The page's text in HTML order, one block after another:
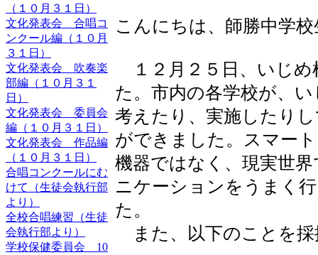
（１０月３１日）
文化発表会 合唱コ
ンクール編（１０月
３１日）
文化発表会 吹奏楽
部編（１０月３１
日）
文化発表会 委員会
編（１０月３１日）
文化発表会 作品編
（１０月３１日）
合唱コンクールにむ
けて（生徒会執行部
より）
全校合唱練習（生徒
会執行部より）
学校保健委員会 10
こんにちは、師勝中学
１２月２５日、いじめ
た。市内の各学校が、
考えたり、実施したり
ができました。スマー
機器ではなく、現実世
ニケーションをうまく
た。
また、以下のことを採